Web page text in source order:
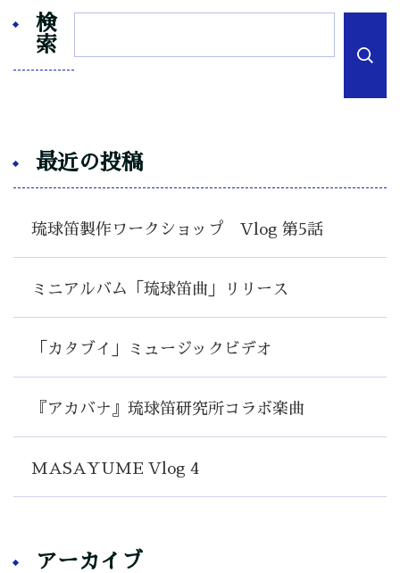
検
索
最近の投稿
琉球笛製作ワークショップ Vlog 第5話
ミニアルバム「琉球笛曲」リリース
「カタブイ」ミュージックビデオ
『アカバナ』琉球笛研究所コラボ楽曲
MASAYUME Vlog 4
アーカイブ